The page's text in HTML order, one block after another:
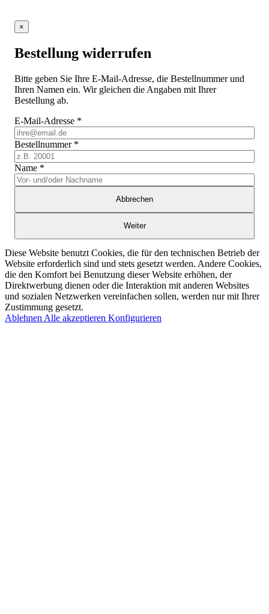
×
Bestellung widerrufen
Bitte geben Sie Ihre E-Mail-Adresse, die Bestellnummer und
Ihren Namen ein. Wir gleichen die Angaben mit Ihrer
Bestellung ab.
E-Mail-Adresse *
Bestellnummer *
Name *
Abbrechen
Weiter
Diese Website benutzt Cookies, die für den technischen Betrieb der
Website erforderlich sind und stets gesetzt werden. Andere Cookies,
die den Komfort bei Benutzung dieser Website erhöhen, der
Direktwerbung dienen oder die Interaktion mit anderen Websites
und sozialen Netzwerken vereinfachen sollen, werden nur mit Ihrer
Zustimmung gesetzt.
Ablehnen Alle akzeptieren Konfigurieren